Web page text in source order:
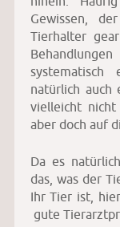
Gewissen,
Tierhalter
natürlich auch
vielleicht
aber doch auf
Da es
das, was der
Ihr Tier ist,
gute